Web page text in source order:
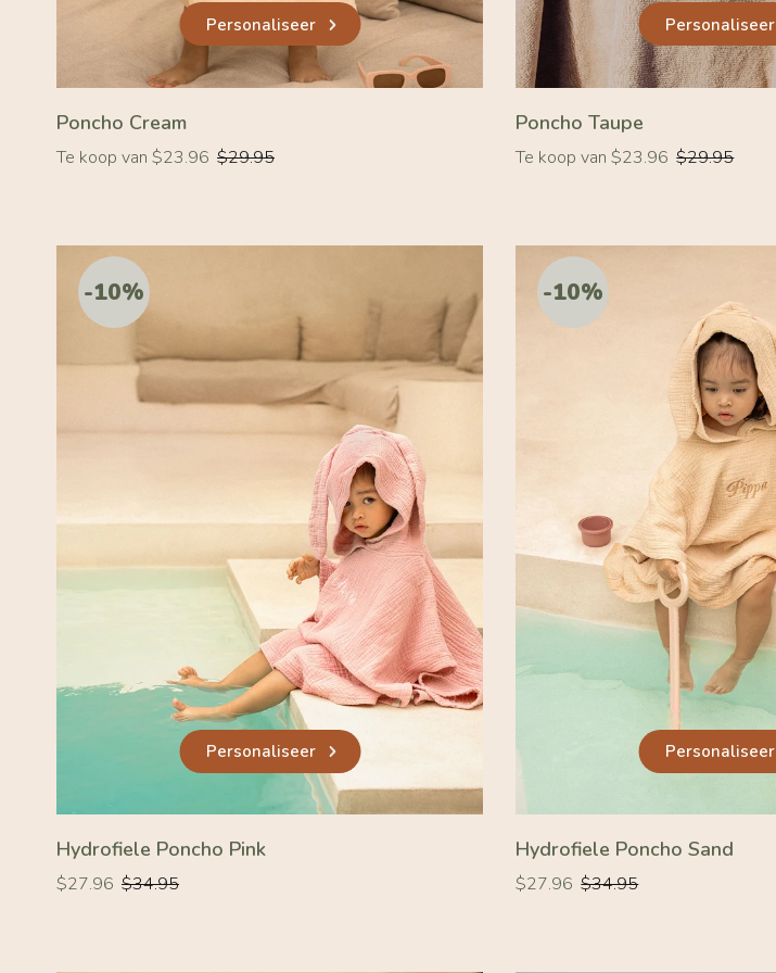
Personaliseer
Poncho Cream
Te koop van $23.96
Normale
$29.95
Personaliseer
Poncho Taupe
Te koop van $23.96
Normale
$29.95
-10%
Personaliseer
Hydrofiele Poncho Pink
Normale
$27.96
Normale $34.95
-10%
Personaliseer
Hydrofiele Poncho Sand
Normale
$27.96
Normale $34.95